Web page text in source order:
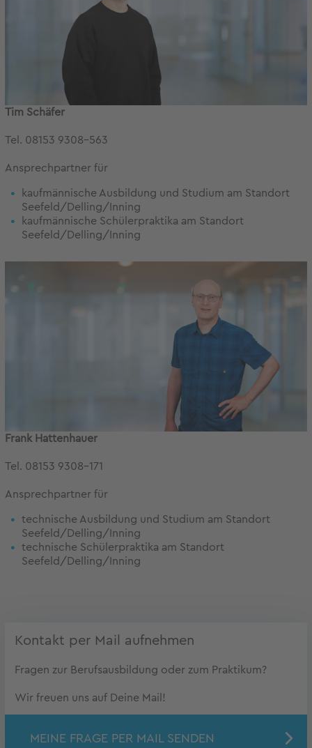
Tim Schäfer
Tel. 08153 9308-563
Ansprechpartner für
kaufmännische Ausbildung und Studium am Standort
Seefeld/Delling/Inning
kaufmännische Schülerpraktika am Standort
Seefeld/Delling/Inning
Frank Hattenhauer
Tel. 08153 9308-171
Ansprechpartner für
technische Ausbildung und Studium am Standort
Seefeld/Delling/Inning
technische Schülerpraktika am Standort
Seefeld/Delling/Inning
Kontakt per Mail aufnehmen
Fragen zur Berufsausbildung oder zum Praktikum?
Wir freuen uns auf Deine Mail!
MEINE FRAGE PER MAIL SENDEN